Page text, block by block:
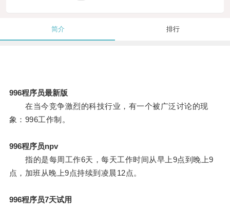
简介 排行
996程序员最新版
在当今竞争激烈的科技行业，有一个被广泛讨论的现
象：996工作制。
996程序员npv
指的是每周工作6天，每天工作时间从早上9点到晚上9
点，加班从晚上9点持续到凌晨12点。
996程序员7天试用